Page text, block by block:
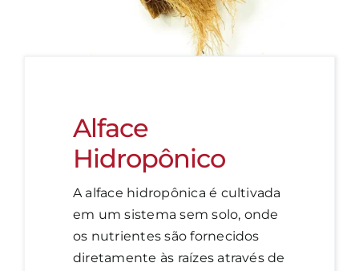
Alface
Hidropônico
A alface hidropônica é cultivada
em um sistema sem solo, onde
os nutrientes são fornecidos
diretamente às raízes através de